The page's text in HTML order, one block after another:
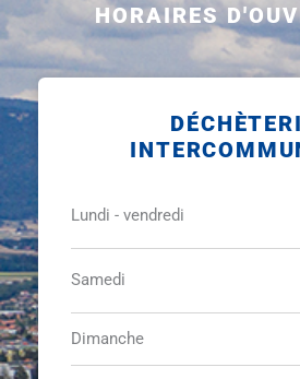
HORAIRES
Lundi - vendredi
Samedi
Dimanche